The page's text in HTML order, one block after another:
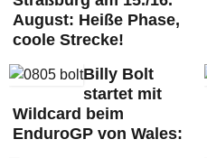
August: Heiße Phase,
coole Strecke!
Billy Bolt
startet mit
Wildcard beim
EnduroGP von Wales: